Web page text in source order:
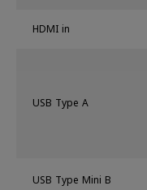
HDMI in
USB Type A
USB Type Mini B